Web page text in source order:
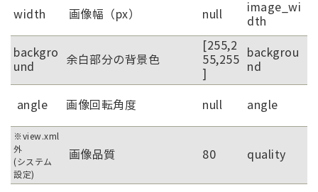
width 画像幅（px） null
image_wi
dth
backgro
und
余白部分の背景色
[255,2
55,255
]
backgrou
nd
angle 画像回転角度 null angle
※view.xml
外
(システム
設定)
画像品質 80 quality